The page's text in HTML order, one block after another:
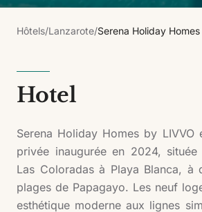
Hôtels/Lanzarote/Serena Holiday
Hotel
Serena Holiday Homes by LIVVO
privée inaugurée en 2024,
Las Coloradas à Playa Blanca, à
plages de Papagayo. Les neuf
esthétique moderne aux lignes